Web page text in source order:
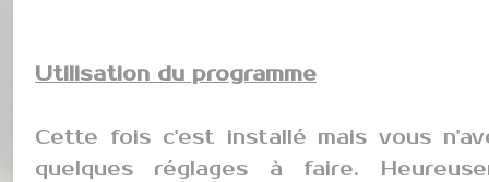
Utilisation du programme
Cette fois c'est installé mais vous
quelques réglages à faire.